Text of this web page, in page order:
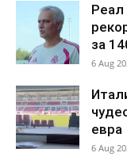
Реал
за
6 Aug
евра
6 Aug